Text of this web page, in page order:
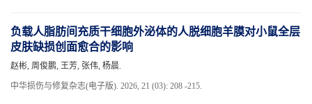
负载人脂肪间充质干细胞外泌体的人脱细胞羊膜对小鼠全层
皮肤缺损创面愈合的影响
赵彬, 周俊鹏, 王芳, 张伟, 杨晨.
中华损伤与修复杂志(电子版). 2026, 21 (03): 208 -215.